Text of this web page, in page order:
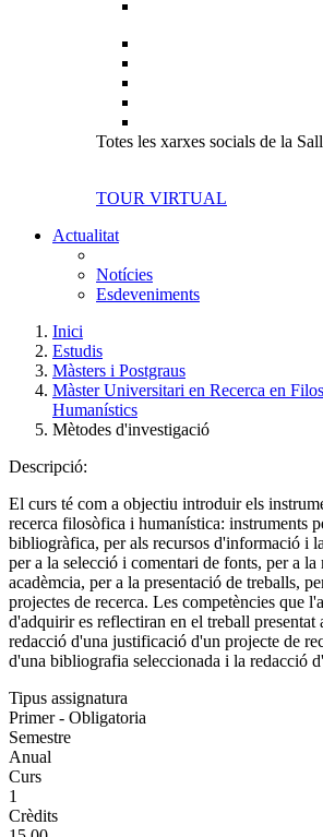
Totes les xarxes socials de la
TOUR VIRTUAL
Actualitat
Notícies
Esdeveniments
Inici
Estudis
Màsters i Postgraus
Màster Universitari en Recerca en
Humanístics
Mètodes d'investigació
Descripció:
El curs té com a objectiu introduir els
recerca filosòfica i humanística: instruments
bibliogràfica, per als recursos d'informació i
per a la selecció i comentari de fonts, per a la
acadèmcia, per a la presentació de treballs,
projectes de recerca. Les competències que
d'adquirir es reflectiran en el treball presentat
redacció d'una justificació d'un projecte de
d'una bibliografia seleccionada i la redacció
Tipus assignatura
Primer - Obligatoria
Semestre
Anual
Curs
1
Crèdits